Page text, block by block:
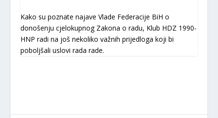
Kako su poznate najave Vlade Federacije BiH o
donošenju cjelokupnog Zakona o radu, Klub HDZ 1990-
HNP radi na još nekoliko važnih prijedloga koji bi
poboljšali uslovi rada rade.